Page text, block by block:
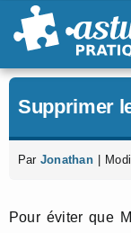
Passer
au
Supprimer
Par Jonathan
Pour éviter que